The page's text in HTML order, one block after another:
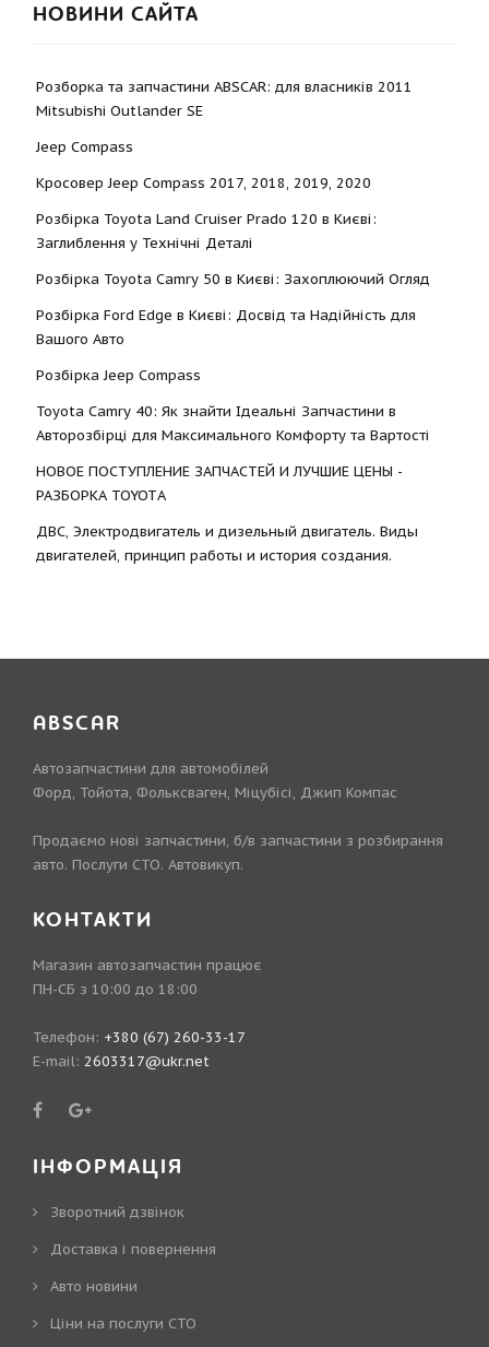
НОВИНИ САЙТА
Розборка та запчастини ABSCAR: для власників 2011
Mitsubishi Outlander SE
Jeep Compass
Кросовер Jeep Compass 2017, 2018, 2019, 2020
Розбірка Toyota Land Cruiser Prado 120 в Києві:
Заглиблення у Технічні Деталі
Розбірка Toyota Camry 50 в Києві: Захоплюючий Огляд
Розбірка Ford Edge в Києві: Досвід та Надійність для
Вашого Авто
Розбірка Jeep Compass
Toyota Camry 40: Як знайти Ідеальні Запчастини в
Авторозбірці для Максимального Комфорту та Вартості
НОВОЕ ПОСТУПЛЕНИЕ ЗАПЧАСТЕЙ И ЛУЧШИЕ ЦЕНЫ -
РАЗБОРКА TOYOTА
ДВС, Электродвигатель и дизельный двигатель. Виды
двигателей, принцип работы и история создания.
ABSCAR
Автозапчастини для автомобілей
Форд, Тойота, Фольксваген, Міцубісі, Джип Компас
Продаємо нові запчастини, б/в запчастини з розбирання
авто. Послуги СТО. Автовикуп.
КОНТАКТИ
Магазин автозапчастин працює
ПН-СБ з 10:00 до 18:00
Телефон: +380 (67) 260-33-17
E-mail: 2603317@ukr.net
ІНФОРМАЦІЯ
Зворотний дзвінок
Доставка і повернення
Авто новини
Ціни на послуги СТО